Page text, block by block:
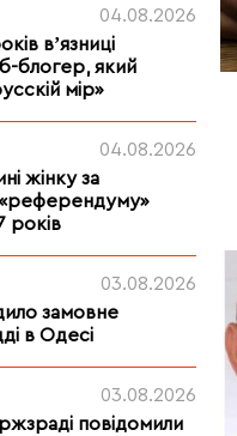
04.08.2026
вʼязниці
блогер, який
мір»
04.08.2026
жінку за
років
03.08.2026
замовне
в Одесі
03.08.2026
повідомили